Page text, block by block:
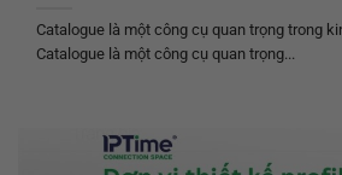
Catalogue là một công cụ quan trọng trong
Catalogue là một công cụ quan trọng...